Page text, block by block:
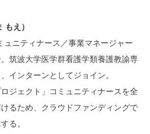
もえ）
ュニティナース／事業マネージャー
筑波大学医学群看護学類養護教諭専
インターンとしてジョイン。
ロジェクト」コミュニティナースを全
るため、クラウドファンディングで
る。